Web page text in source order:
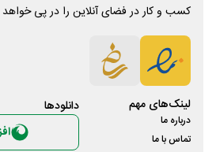
کسب و کار در فضای آنلاین را در پی
لینک‌های مهم
درباره ما
تماس با ما
دانلود‌ها